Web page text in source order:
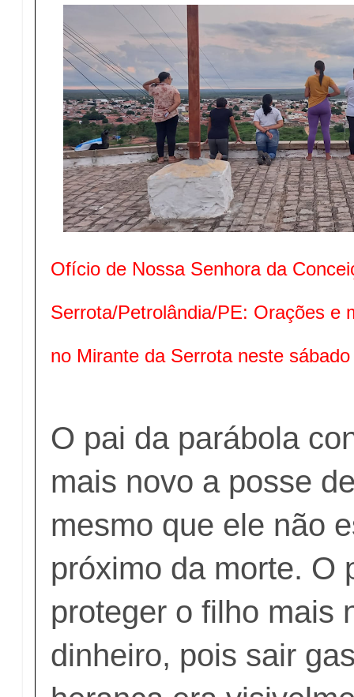
Ofício de Nossa Senhora da
Serrota/Petrolândia/PE: Orações e
no Mirante da Serrota neste
O pai da parábola
mais novo a posse
mesmo que ele não
próximo da morte. O
proteger o filho mais
dinheiro, pois sair